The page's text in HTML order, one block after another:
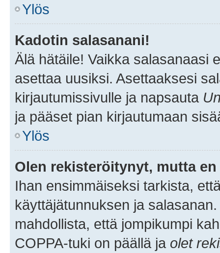
Ylös
Kadotin salasanani!
Älä hätäile! Vaikka salasanaasi
asettaa uusiksi. Asettaaksesi
kirjautumissivulle ja napsauta
ja pääset pian kirjautumaan
Ylös
Olen rekisteröitynyt, mutta
Ihan ensimmäiseksi tarkista,
käyttäjätunnuksen ja
mahdollista, että jompikumpi
COPPA-tuki on päällä ja olet